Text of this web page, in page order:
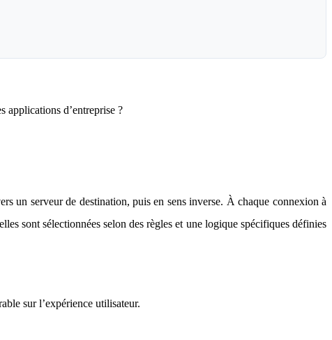
applications d’entreprise ?
un serveur de destination, puis en sens inverse. À chaque connexion à
sont sélectionnées selon des règles et une logique spécifiques définies
sur l’expérience utilisateur.